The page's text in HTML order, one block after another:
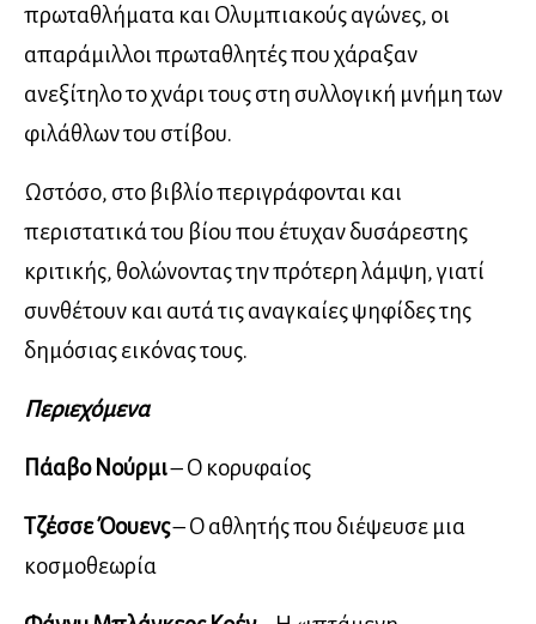
πρωταθλήματα και Ολυμπιακούς αγώνες, οι
απαράμιλλοι πρωταθλητές που χάραξαν
ανεξίτηλο το χνάρι τους στη συλλογική μνήμη των
φιλάθλων του στίβου.
Ωστόσο, στο βιβλίο περιγράφονται και
περιστατικά του βίου που έτυχαν δυσάρεστης
κριτικής, θολώνοντας την πρότερη λάμψη, γιατί
συνθέτουν και αυτά τις αναγκαίες ψηφίδες της
δημόσιας εικόνας τους.
Περιεχόμενα
Πάαβο Νούρμι– Ο κορυφαίος
Τζέσσε Όουενς– Ο αθλητής που διέψευσε μια
κοσμοθεωρία